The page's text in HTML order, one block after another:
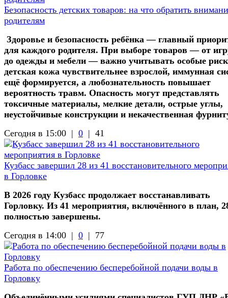
Безопасность детских товаров: на что обратить
родителям
Здоровье и безопасность ребёнка — главный
для каждого родителя. При выборе товаров — от
до одежды и мебели — важно учитывать особые
детская кожа чувствительнее взрослой, иммунная
ещё формируется, а любознательность повышает
вероятность травм. Опасность могут представлять
токсичные материалы, мелкие детали, острые углы,
неустойчивые конструкции и некачественная
Сегодня в 15:00 | 0 | 41
Кузбасс завершил 28 из 41 восстановительного
в Горловке
В 2026 году Кузбасс продолжает восстанавливать
Горловку. Из 41 мероприятия, включённого в план,
полностью завершены.
Сегодня в 14:00 | 0 | 77
Работа по обеспечению бесперебойной подачи воды в
Горловку